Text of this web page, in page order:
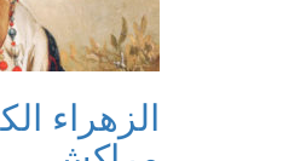
الزهراء